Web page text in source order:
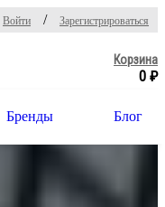
Войти / Зарегистрироваться
Корзина
0 ₽
Бренды Блог